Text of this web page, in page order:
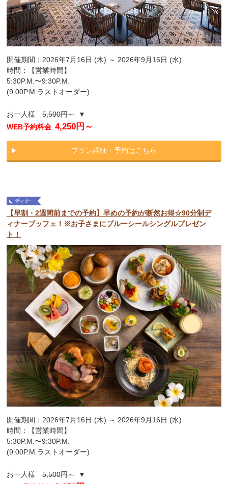
開催期間：2026年7月16日 (木) ～ 2026年9月16日 (水)
時間：【営業時間】
5:30P.M.〜9:30P.M.
(9:00P.M.ラストオーダー)
お一人様5,500円～▼
WEB予約料金 4,250円～
プラン詳細・予約はこちら
【早割・2週間前までの予約】早めの予約が断然お得☆90分制デ
ィナーブッフェ！※お子さまにブルーシールシングルプレゼン
ト！
開催期間：2026年7月16日 (木) ～ 2026年9月16日 (水)
時間：【営業時間】
5:30P.M.〜9:30P.M.
(9:00P.M.ラストオーダー)
お一人様5,500円～▼